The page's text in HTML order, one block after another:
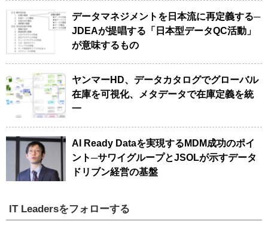
データマネジメントを日本流に再定義する─
JDEAが提唱する「日本型データQC活動」
が意味するもの
ヤンマーHD、データカタログでグローバル
在庫を可視化、メタデータで在庫定義を統
一
AI Ready Dataを実現するMDM成功のポイ
ント─サワイグループとJSOLが示すデータ
ドリブン経営の基盤
IT Leadersをフォローする